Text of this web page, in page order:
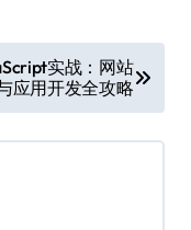
实战：网站
应用开发全攻略